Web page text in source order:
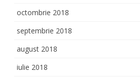
octombrie 2018
septembrie 2018
august 2018
iulie 2018